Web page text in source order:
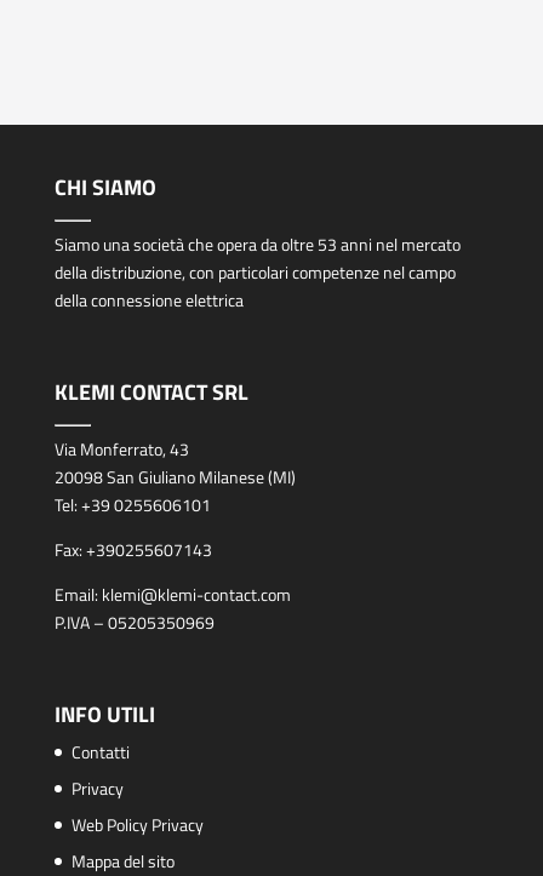
CHI SIAMO
Siamo una società che opera da oltre 53 anni nel mercato
della distribuzione, con particolari competenze nel campo
della connessione elettrica
KLEMI CONTACT SRL
Via Monferrato, 43
20098 San Giuliano Milanese (MI)
Tel:+39 0255606101
Fax:+390255607143
Email: klemi@klemi-contact.com
P.IVA – 05205350969
INFO UTILI
Contatti
Privacy
Web Policy Privacy
Mappa del sito